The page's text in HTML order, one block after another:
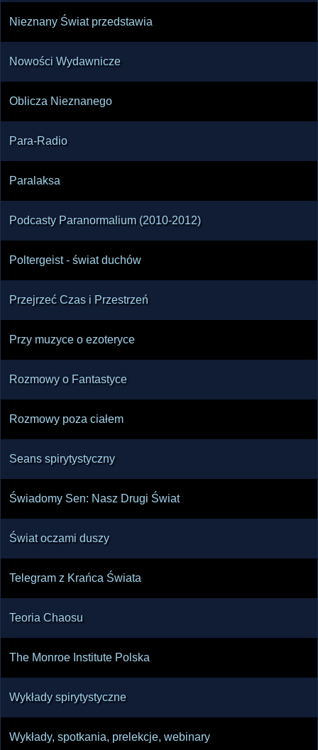
Nieznany Świat przedstawia
Nowości Wydawnicze
Oblicza Nieznanego
Para-Radio
Paralaksa
Podcasty Paranormalium (2010-2012)
Poltergeist - świat duchów
Przejrzeć Czas i Przestrzeń
Przy muzyce o ezoteryce
Rozmowy o Fantastyce
Rozmowy poza ciałem
Seans spirytystyczny
Świadomy Sen: Nasz Drugi Świat
Świat oczami duszy
Telegram z Krańca Świata
Teoria Chaosu
The Monroe Institute Polska
Wykłady spirytystyczne
Wykłady, spotkania, prelekcje, webinary